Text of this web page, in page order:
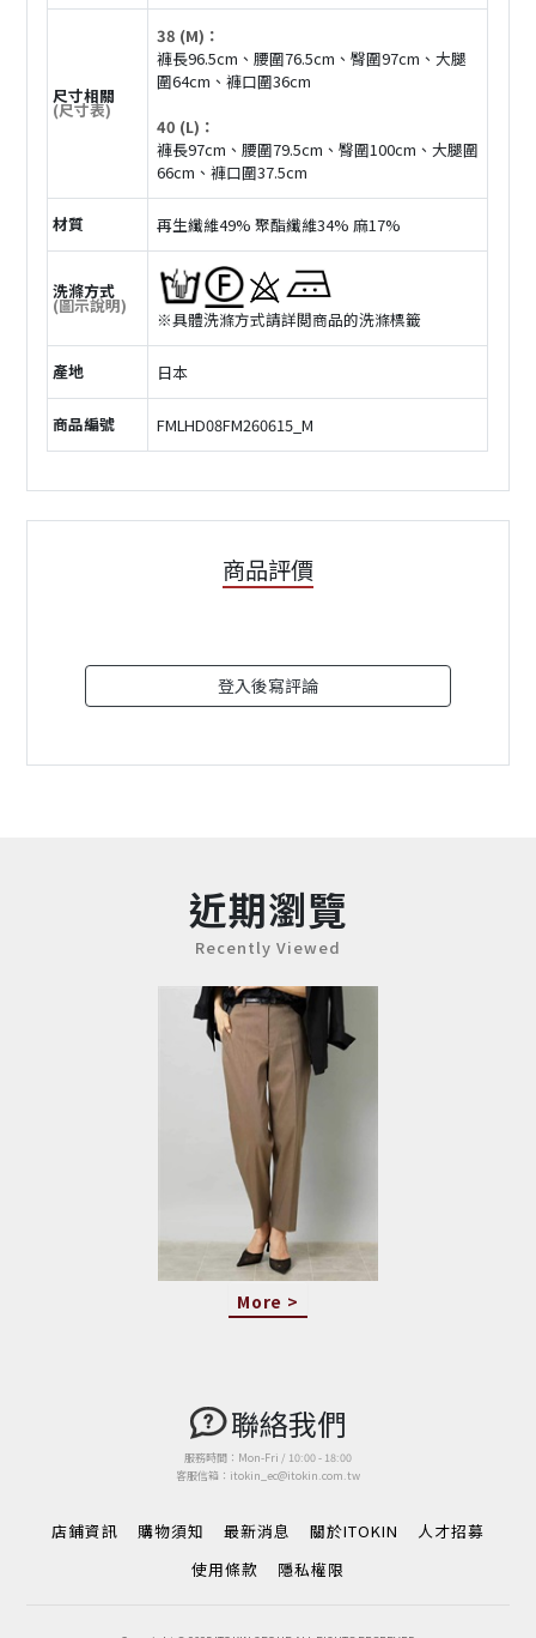
尺寸相關
(尺寸表)
38 (M)：
褲長96.5cm、腰圍76.5cm、臀圍97cm、大腿
圍64cm、褲口圍36cm
40 (L)：
褲長97cm、腰圍79.5cm、臀圍100cm、大腿圍
66cm、褲口圍37.5cm
材質 再生纖維49% 聚酯纖維34% 麻17%
洗滌方式
(圖示說明)
※具體洗滌方式請詳閲商品的洗滌標籤
產地 日本
商品編號 FMLHD08FM260615_M
商品評價
登入後寫評論
近期瀏覽
Recently Viewed
More >
聯絡我們
服務時間：Mon-Fri / 10:00 - 18:00
客服信箱：itokin_ec@itokin.com.tw
店鋪資訊 購物須知 最新消息 關於ITOKIN
人才招募
使用條款
隱私權限